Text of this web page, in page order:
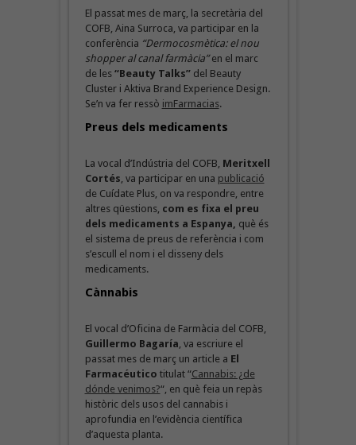
El passat mes de març, la secretària del
COFB, Aina Surroca, va participar en la
conferència “Dermocosmètica: el nou
shopper al canal farmàcia”en el marc
de les “Beauty Talks” del Beauty
Cluster i Aktiva Brand Experience Design.
Se’n va fer ressò imFarmacias.
Preus dels medicaments
La vocal d’Indústria del COFB, Meritxell
Cortés , va participar en una publicació
de Cuídate Plus, on va respondre, entre
altres qüestions, com es fixa el preu
dels medicaments a Espanya, què és
el sistema de preus de referència i com
s’escull el nom i el disseny dels
medicaments.
Cànnabis
El vocal d’Oficina de Farmàcia del COFB,
Guillermo Bagaría , va escriure el
passat mes de març un article a El
Farmacéutico titulat “Cannabis: ¿de
dónde venimos?“, en què feia un repàs
històric dels usos del cannabis i
aprofundia en l’evidència científica
d’aquesta planta.